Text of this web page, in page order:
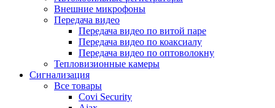
Внешние микрофоны
Передача видео
Передача видео по витой паре
Передача видео по коаксиалу
Передача видео по оптоволокну
Тепловизионные камеры
Сигнализация
Все товары
Covi Security